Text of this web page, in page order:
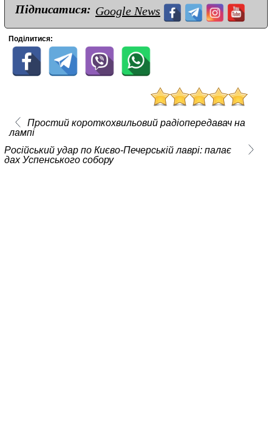
Підписатися: Google News
Поділитися:
Простий короткохвильовий радіопередавач на
лампі
Російський удар по Києво-Печерській лаврі: палає
дах Успенського собору